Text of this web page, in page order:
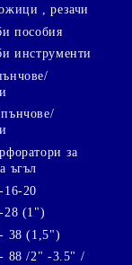
, резачи
пособия
инструменти
за
ъгъл
16-20
28 (1")
38 (1,5")
88 /2" -3.5" /